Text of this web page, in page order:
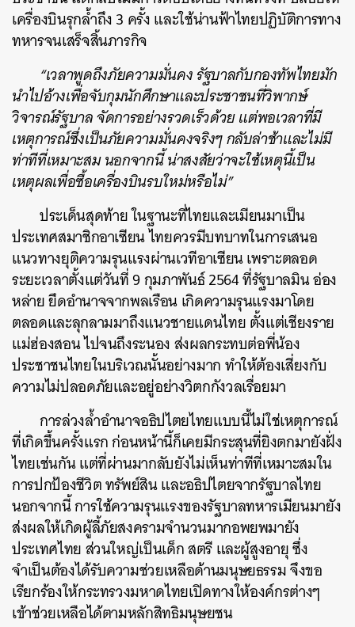
เครื่องบินรุกล้ำถึง 3 ครั้ง และใช้น่านฟ้าไทยปฏิบัติการทาง
ทหารจนเสร็จสิ้นภารกิจ
“เวลาพูดถึงภัยความมั่นคง รัฐบาลกับกองทัพไทยมัก
นำไปอ้างเพื่อจับกุมนักศึกษาและประชาชนที่วิพากษ์
วิจารณ์รัฐบาล จัดการอย่างรวดเร็วด้วย แต่พอเวลาที่มี
เหตุการณ์ซึ่งเป็นภัยความมั่นคงจริงๆ กลับล่าช้าและไม่มี
ท่าทีที่เหมาะสม นอกจากนี้ น่าสงสัยว่าจะใช้เหตุนี้เป็น
เหตุผลเพื่อซื้อเครื่องบินรบใหม่หรือไม่”
ประเด็นสุดท้าย ในฐานะที่ไทยและเมียนมาเป็น
ประเทศสมาชิกอาเซียน ไทยควรมีบทบาทในการเสนอ
แนวทางยุติความรุนแรงผ่านเวทีอาเซียน เพราะตลอด
ระยะเวลาตั้งแต่วันที่ 9 กุมภาพันธ์ 2564 ที่รัฐบาลมิน อ่อง
หล่าย ยึดอำนาจจากพลเรือน เกิดความรุนแรงมาโดย
ตลอดและลุกลามมาถึงแนวชายแดนไทย ตั้งแต่เชียงราย
แม่ฮ่องสอน ไปจนถึงระนอง ส่งผลกระทบต่อพี่น้อง
ประชาชนไทยในบริเวณนั้นอย่างมาก ทำให้ต้องเสี่ยงกับ
ความไม่ปลอดภัยและอยู่อย่างวิตกกังวลเรื่อยมา
การล่วงล้ำอำนาจอธิปไตยไทยแบบนี้ไม่ใช่เหตุการณ์
ที่เกิดขึ้นครั้งแรก ก่อนหน้านี้ก็เคยมีกระสุนที่ยิงตกมายังฝั่ง
ไทยเช่นกัน แต่ที่ผ่านมากลับยังไม่เห็นท่าทีที่เหมาะสมใน
การปกป้องชีวิต ทรัพย์สิน และอธิปไตยจากรัฐบาลไทย
นอกจากนี้ การใช้ความรุนแรงของรัฐบาลทหารเมียนมายัง
ส่งผลให้เกิดผู้ลี้ภัยสงครามจำนวนมากอพยพมายัง
ประเทศไทย ส่วนใหญ่เป็นเด็ก สตรี และผู้สูงอายุ ซึ่ง
จำเป็นต้องได้รับความช่วยเหลือด้านมนุษยธรรม จึงขอ
เรียกร้องให้กระทรวงมหาดไทยเปิดทางให้องค์กรต่างๆ
เข้าช่วยเหลือได้ตามหลักสิทธิมนุษยชน
ค้นหา
SHARE TWEET LINE EMAIL